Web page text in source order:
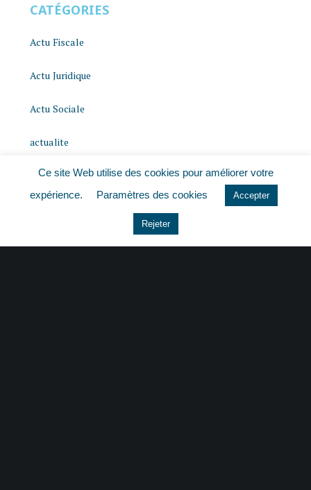
CATÉGORIES
Actu Fiscale
Actu Juridique
Actu Sociale
actualite
histoire
Ce site Web utilise des cookies pour améliorer votre
expérience.
Paramètres des cookies Accepter
Rejeter